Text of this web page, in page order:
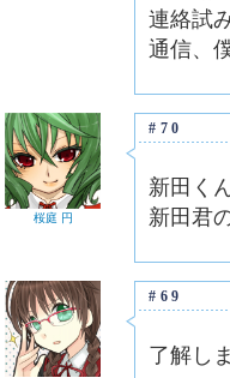
連絡試
通信、
桜庭 円
#70
新田く
新田君
#69
了解し